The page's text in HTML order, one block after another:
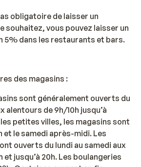
obligatoire de laisser un
souhaitez, vous pouvez laisser un
5% dans les restaurants et bars.
des magasins :
sont généralement ouverts du
alentours de 9h/10h jusqu’à
les petites villes, les magasins sont
et le samedi après-midi. Les
ouverts du lundi au samedi aux
et jusqu’à 20h. Les boulangeries